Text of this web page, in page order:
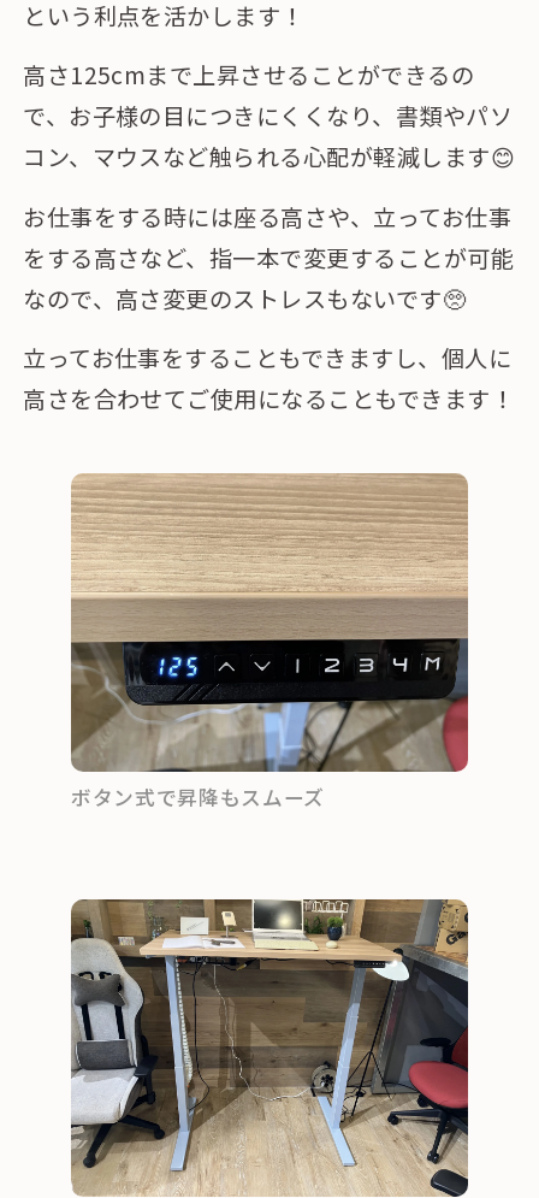
という利点を活かします！
高さ125cmまで上昇させることができるの
で、お子様の目につきにくくなり、書類やパソ
コン、マウスなど触られる心配が軽減します😊
お仕事をする時には座る高さや、立ってお仕事
をする高さなど、指一本で変更することが可能
なので、高さ変更のストレスもないです🥺
立ってお仕事をすることもできますし、個人に
高さを合わせてご使用になることもできます！
ボタン式で昇降もスムーズ